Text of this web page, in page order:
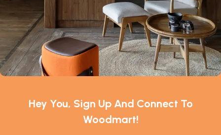
Hey You, Sign Up And Connect To
Woodmart!